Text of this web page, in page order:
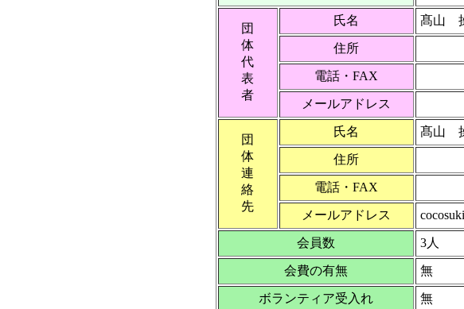
団
体
代
表
者
氏名 髙山
住所
電話・FAX
メールアドレス
団
体
連
絡
先
氏名 髙山
住所
電話・FAX
メールアドレス
会員数 3人
会費の有無 無
ボランティア受入れ 無